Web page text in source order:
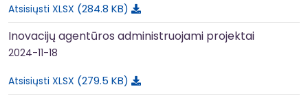
Atsisiųsti XLSX 284.8 KB
Inovacijų agentūros administruojami projektai
2024-11-18
Atsisiųsti XLSX 279.5 KB